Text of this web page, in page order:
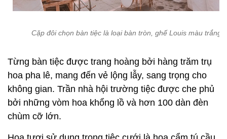
Cặp đôi chọn bàn tiệc là loại bàn tròn, ghế Louis màu trắng
Từng bàn tiệc được trang hoàng bởi hàng trăm trụ
hoa pha lê, mang đến vẻ lộng lẫy, sang trọng cho
không gian. Trần nhà hội trường tiệc được che phủ
bởi những vòm hoa khổng lồ và hơn 100 dàn đèn
chùm cỡ lớn.